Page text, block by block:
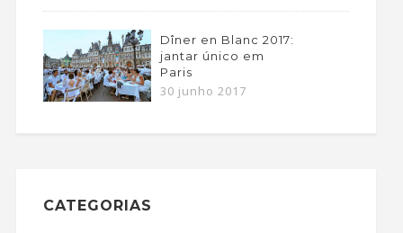
Dîner en Blanc 2017:
jantar único em
Paris
30 junho 2017
CATEGORIAS